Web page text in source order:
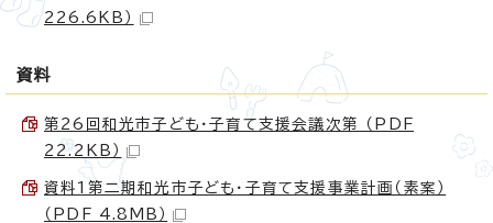
226.6KB）
資料
第26回和光市子ども・子育て支援会議次第 （PDF
22.2KB）
資料1第二期和光市子ども・子育て支援事業計画（素案）
（PDF 4.8MB）